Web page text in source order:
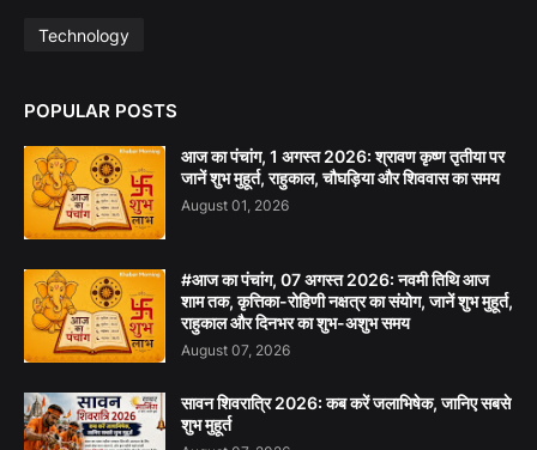
Technology
POPULAR POSTS
आज का पंचांग, 1 अगस्त 2026: श्रावण कृष्ण तृतीया पर
जानें शुभ मुहूर्त, राहुकाल, चौघड़िया और शिववास का समय
August 01, 2026
#आज का पंचांग, 07 अगस्त 2026: नवमी तिथि आज
शाम तक, कृत्तिका-रोहिणी नक्षत्र का संयोग, जानें शुभ मुहूर्त,
राहुकाल और दिनभर का शुभ-अशुभ समय
August 07, 2026
सावन शिवरात्रि 2026: कब करें जलाभिषेक, जानिए सबसे
शुभ मुहूर्त